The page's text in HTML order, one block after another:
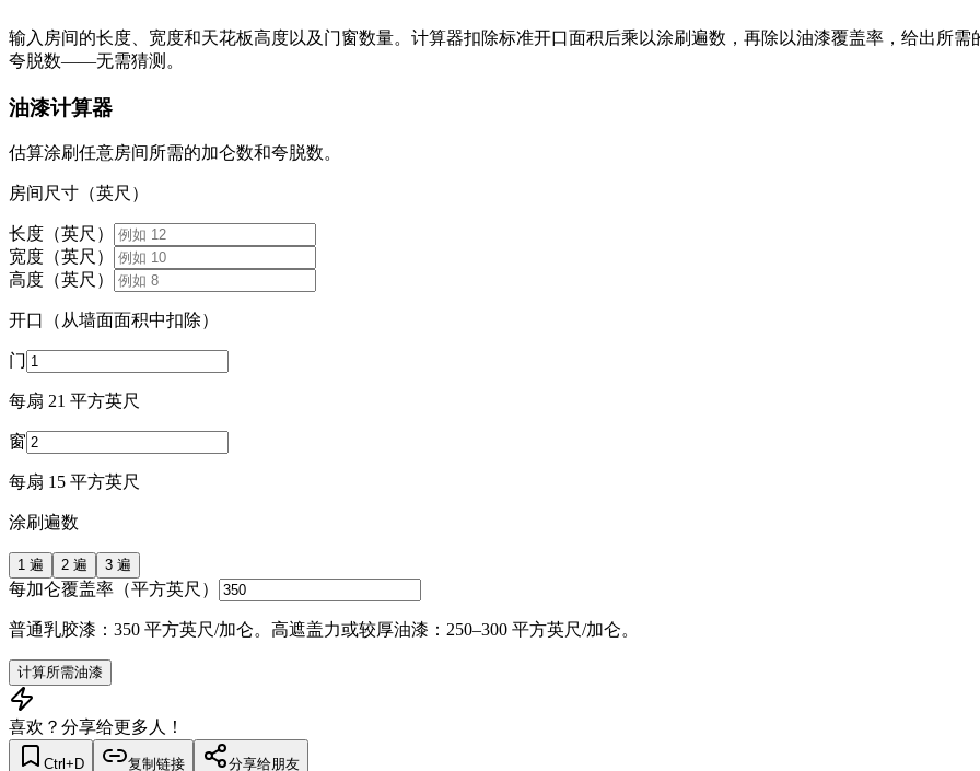
输入房间的长度、宽度和天花板高度以及门窗数量。计算器扣除标准开口面积后乘以涂刷遍数，再除以油漆覆盖率，给出所需
夸脱数——无需猜测。
油漆计算器
估算涂刷任意房间所需的加仑数和夸脱数。
房间尺寸（英尺）
长度（英尺）
宽度（英尺）
高度（英尺）
开口（从墙面面积中扣除）
门
每扇 21 平方英尺
窗
每扇 15 平方英尺
涂刷遍数
1 遍 2 遍 3 遍
每加仑覆盖率（平方英尺）
普通乳胶漆：350 平方英尺/加仑。高遮盖力或较厚油漆：250–300 平方英尺/加仑。
计算所需油漆
喜欢？分享给更多人！
Ctrl+D 复制链接 分享给朋友